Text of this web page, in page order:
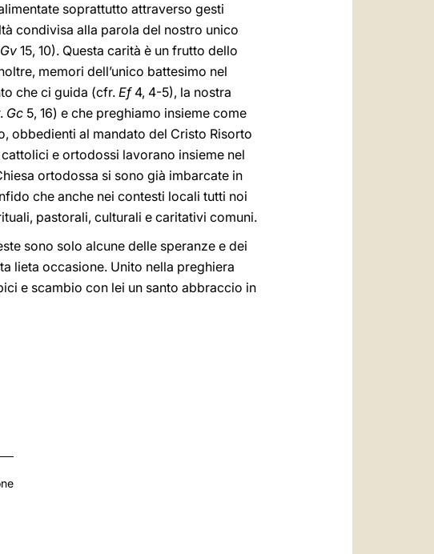
soprattutto attraverso gesti
condivisa alla parola del nostro unico
Gv 15, 10). Questa carità è un frutto dello
memori dell’unico battesimo nel
che ci guida (cfr. Ef 4, 4-5), la nostra
Gc 5, 16) e che preghiamo insieme come
obbedienti al mandato del Cristo Risorto
cattolici e ortodossi lavorano insieme nel
ortodossa si sono già imbarcate in
che anche nei contesti locali tutti noi
pastorali, culturali e caritativi comuni.
sono solo alcune delle speranze e dei
lieta occasione. Unito nella preghiera
e scambio con lei un santo abbraccio in